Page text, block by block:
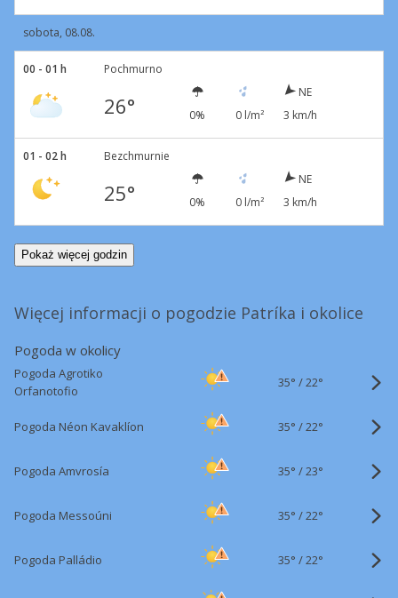
sobota, 08.08.
00 - 01 h Pochmurno
26° 0% 0 l/m²
NE
3 km/h
01 - 02 h Bezchmurnie
25° 0% 0 l/m²
NE
3 km/h
Pokaż więcej godzin
Więcej informacji o pogodzie Patríka i okolice
Pogoda w okolicy
Pogoda Agrotiko
Orfanotofio
35° /22°
Pogoda Néon Kavaklíon 35° /22°
Pogoda Amvrosía 35° /23°
Pogoda Messoúni 35° /22°
Pogoda Palládio 35° /22°